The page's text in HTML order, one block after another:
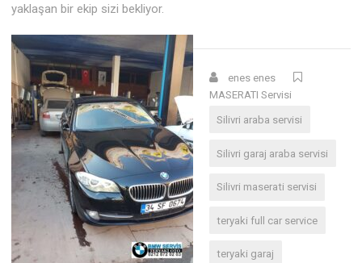
yaklaşan bir ekip sizi bekliyor.
enes enes
MASERATI Servisi
Silivri araba servisi
Silivri garaj araba servisi
Silivri maserati servisi
teryaki full car service
teryaki garaj